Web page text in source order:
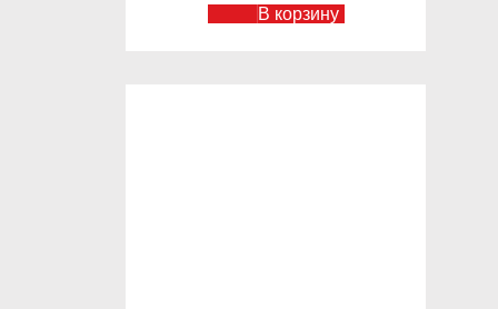
В корзину